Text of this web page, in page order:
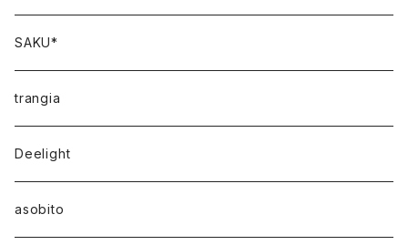
SAKU*
trangia
Deelight
asobito